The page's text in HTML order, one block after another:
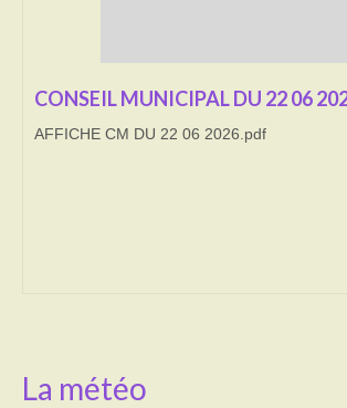
Correspondants de presse
CONSEIL MUNICIPAL DU 22 06
AFFICHE CM DU 22 06 2026.pdf
La météo